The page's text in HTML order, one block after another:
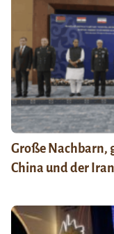
Große Nachbarn,
China und der